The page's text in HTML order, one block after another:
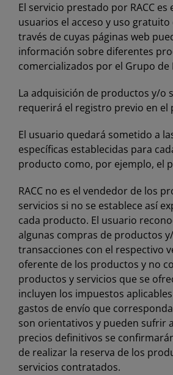
El servicio prestado por RACC es
usuarios el acceso y uso
través de cuyas páginas web
información sobre diferentes
comercializados por el Grupo de
La adquisición de productos y/o
requerirá el registro previo en el
El usuario quedará sometido a
específicas establecidas para
producto como, por ejemplo, el
RACC no es el vendedor de los
servicios si no se establece así
cada producto. El usuario
algunas compras de productos
transacciones con el respectivo
oferente de los productos y no
productos y servicios que se
incluyen los impuestos
gastos de envío que
son orientativos y pueden sufrir
precios definitivos se
de realizar la reserva de los
servicios contratados.